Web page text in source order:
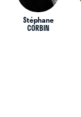
Stéphane
CORBIN